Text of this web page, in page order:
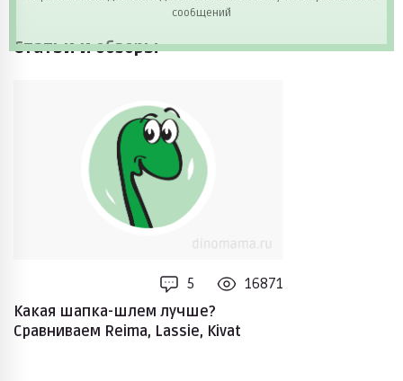
сообщений
Статьи и обзоры
5
16871
Какая шапка-шлем лучше?
Сравниваем Reima, Lassie, Kivat